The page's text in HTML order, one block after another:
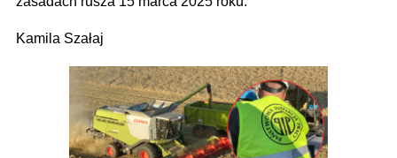
Kamila Szałaj